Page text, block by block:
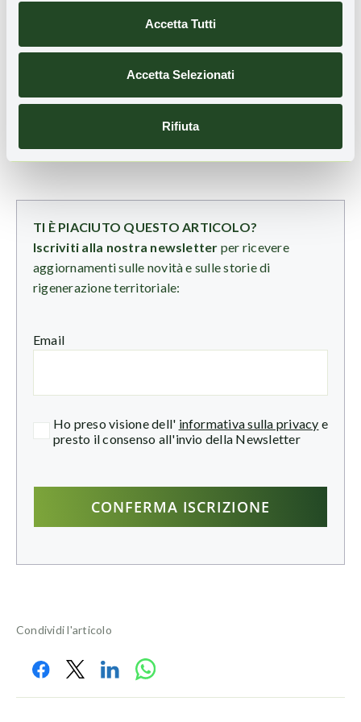
Accetta Tutti
Accetta Selezionati
Rifiuta
ricorso al lavoro da remoto tra le misure raccomandate
dell’aumento dei prezzi sui consumatori”, conclude il team
di ricercatori ENEA.
TI È PIACIUTO QUESTO ARTICOLO?
Iscriviti alla nostra newsletter per ricevere
aggiornamenti sulle novità e sulle storie di
rigenerazione territoriale:
Email
Ho preso visione dell' informativa sulla privacy e
presto il consenso all'invio della Newsletter
Condividi l'articolo